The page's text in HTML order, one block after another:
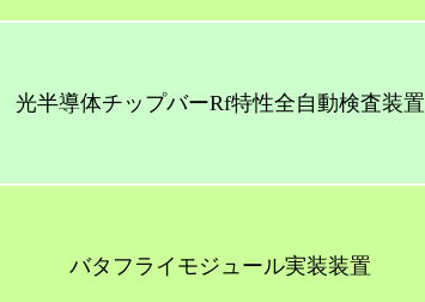
光半導体チップバーRf特性全自動検査装置
バタフライモジュール実装装置